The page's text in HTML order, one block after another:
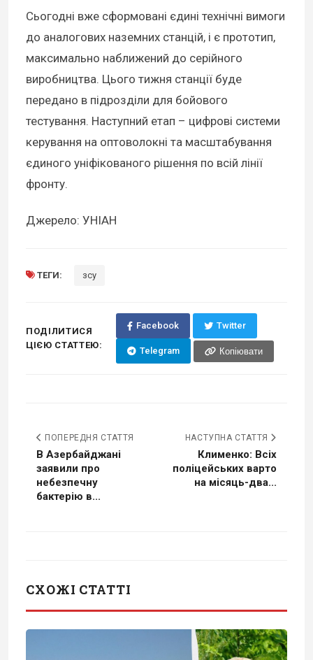
Сьогодні вже сформовані єдині технічні вимоги
до аналогових наземних станцій, і є прототип,
максимально наближений до серійного
виробництва. Цього тижня станції буде
передано в підрозділи для бойового
тестування. Наступний етап – цифрові системи
керування на оптоволокні та масштабування
єдиного уніфікованого рішення по всій лінії
фронту.
Джерело: УНІАН
ТЕГИ: зсу
ПОДІЛИТИСЯ
ЦІЄЮ СТАТТЕЮ:
Facebook Twitter
Telegram Копіювати
ПОПЕРЕДНЯ СТАТТЯ
В Азербайджані
заявили про
небезпечну
бактерію в...
НАСТУПНА СТАТТЯ
Клименко: Всіх
поліцейських варто
на місяць-два...
СХОЖІ СТАТТІ